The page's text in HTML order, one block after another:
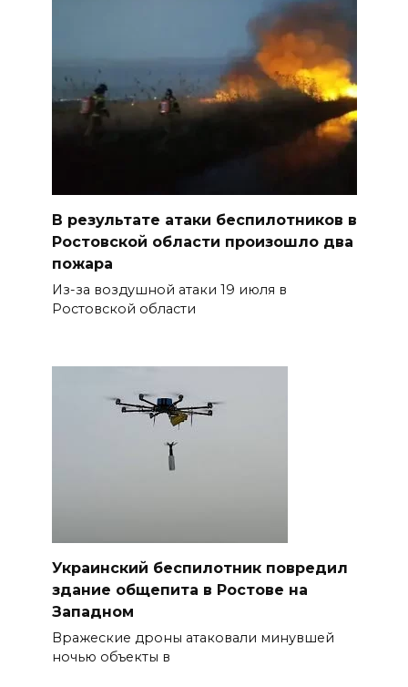
В результате атаки беспилотников в
Ростовской области произошло два
пожара
Из-за воздушной атаки 19 июля в
Ростовской области
Украинский беспилотник повредил
здание общепита в Ростове на
Западном
Вражеские дроны атаковали минувшей
ночью объекты в